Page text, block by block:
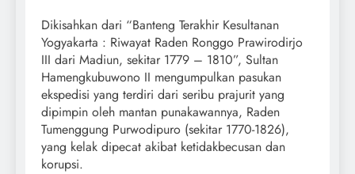
Dikisahkan dari “Banteng Terakhir Kesultanan
Yogyakarta : Riwayat Raden Ronggo Prawirodirjo
III dari Madiun, sekitar 1779 – 1810”, Sultan
Hamengkubuwono II mengumpulkan pasukan
ekspedisi yang terdiri dari seribu prajurit yang
dipimpin oleh mantan punakawannya, Raden
Tumenggung Purwodipuro (sekitar 1770-1826),
yang kelak dipecat akibat ketidakbecusan dan
korupsi.